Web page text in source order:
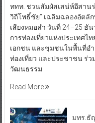
ททท. ชวนสัมผัสเสน่ห์อีสาน
วิถีโพธิ์ชัย” เฉลิมฉลองอัต
เสียงหมอลำ วันที่ 24–25 ธั
การท่องเที่ยวแห่งประเทศไ
เอกชน และชุมชนในพื้นที่อ
ท่องเที่ยว และประชาชน ร่
วัฒนธรรม
Read More
มทร.ธั